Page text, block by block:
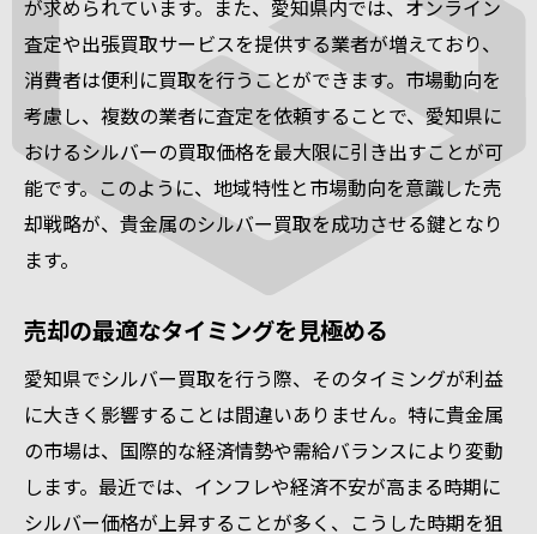
が求められています。また、愛知県内では、オンライン
査定や出張買取サービスを提供する業者が増えており、
消費者は便利に買取を行うことができます。市場動向を
考慮し、複数の業者に査定を依頼することで、愛知県に
おけるシルバーの買取価格を最大限に引き出すことが可
能です。このように、地域特性と市場動向を意識した売
却戦略が、貴金属のシルバー買取を成功させる鍵となり
ます。
売却の最適なタイミングを見極める
愛知県でシルバー買取を行う際、そのタイミングが利益
に大きく影響することは間違いありません。特に貴金属
の市場は、国際的な経済情勢や需給バランスにより変動
します。最近では、インフレや経済不安が高まる時期に
シルバー価格が上昇することが多く、こうした時期を狙